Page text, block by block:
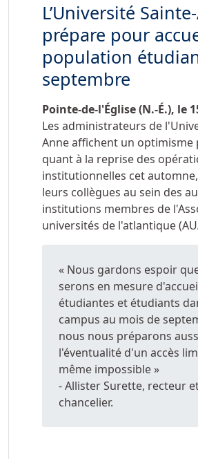
L’Université
prépare pour
population
septembre
Pointe-de-l'Église (N.-É.), le
Les administrateurs de
Anne affichent un optimisme
quant à la reprise des
institutionnelles cet
leurs collègues au sein des
institutions membres de
universités de l'atlantique
« Nous gardons espoir
serons en mesure
étudiantes et étudiants
campus au mois de
nous nous préparons
l'éventualité d'un accès
même impossible »
- Allister Surette, recteur
chancelier.